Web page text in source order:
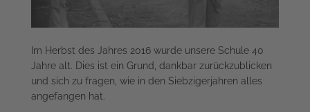
Im Herbst des Jahres 2016 wurde unsere Schule 40
Jahre alt. Dies ist ein Grund, dankbar zurückzublicken
und sich zu fragen, wie in den Siebzigerjahren alles
angefangen hat.